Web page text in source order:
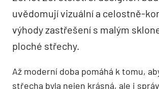
uvědomují vizuální a celostně-
výhody zastřešení s malým
ploché střechy.
Až moderní doba pomáhá k tomu,
střecha byla nejen krásná, ale i